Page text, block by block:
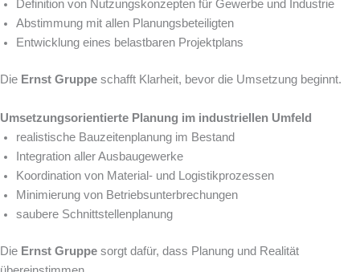
Definition von Nutzungskonzepten für Gewerbe und Industrie
Abstimmung mit allen Planungsbeteiligten
Entwicklung eines belastbaren Projektplans
Die Ernst Gruppe schafft Klarheit, bevor die Umsetzung beginnt.
Umsetzungsorientierte Planung im industriellen Umfeld
realistische Bauzeitenplanung im Bestand
Integration aller Ausbaugewerke
Koordination von Material- und Logistikprozessen
Minimierung von Betriebsunterbrechungen
saubere Schnittstellenplanung
Die Ernst Gruppe sorgt dafür, dass Planung und Realität